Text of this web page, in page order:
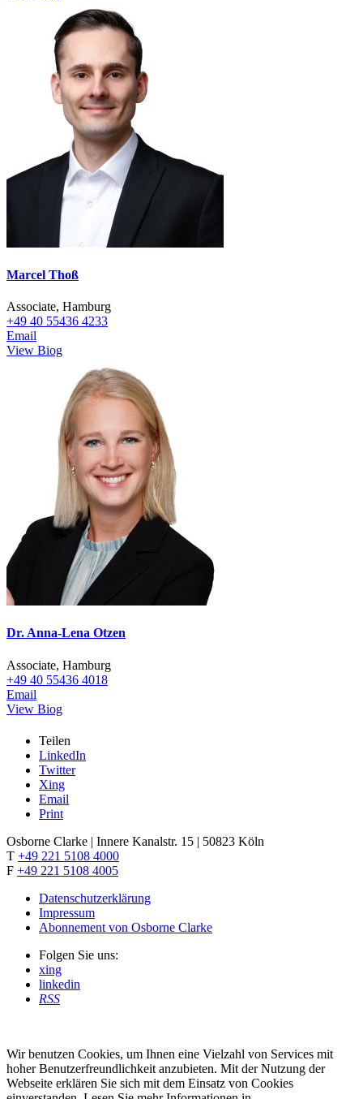
Marcel Thoß
Associate, Hamburg
+49 40 55436 4233
Email
View Biog
Dr. Anna-Lena Otzen
Associate, Hamburg
+49 40 55436 4018
Email
View Biog
Teilen
LinkedIn
Twitter
Xing
Email
Print
Osborne Clarke | Innere Kanalstr. 15 | 50823 Köln
T +49 221 5108 4000
F +49 221 5108 4005
Datenschutzerklärung
Impressum
Abonnement von Osborne Clarke
Folgen Sie uns:
xing
linkedin
RSS
Wir benutzen Cookies, um Ihnen eine Vielzahl von Services mit
hoher Benutzerfreundlichkeit anzubieten. Mit der Nutzung der
Webseite erklären Sie sich mit dem Einsatz von Cookies